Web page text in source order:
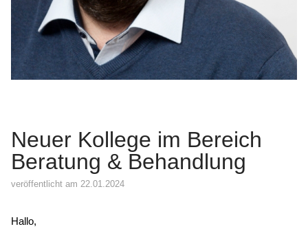
Neuer Kollege im Bereich
Beratung & Behandlung
veröffentlicht am 22.01.2024
Hallo,